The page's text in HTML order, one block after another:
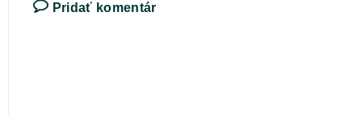
Pridať komentár